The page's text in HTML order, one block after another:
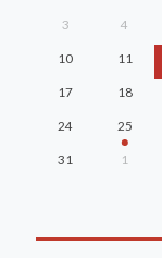
3 4
10 11
17 18
24 25
31 1